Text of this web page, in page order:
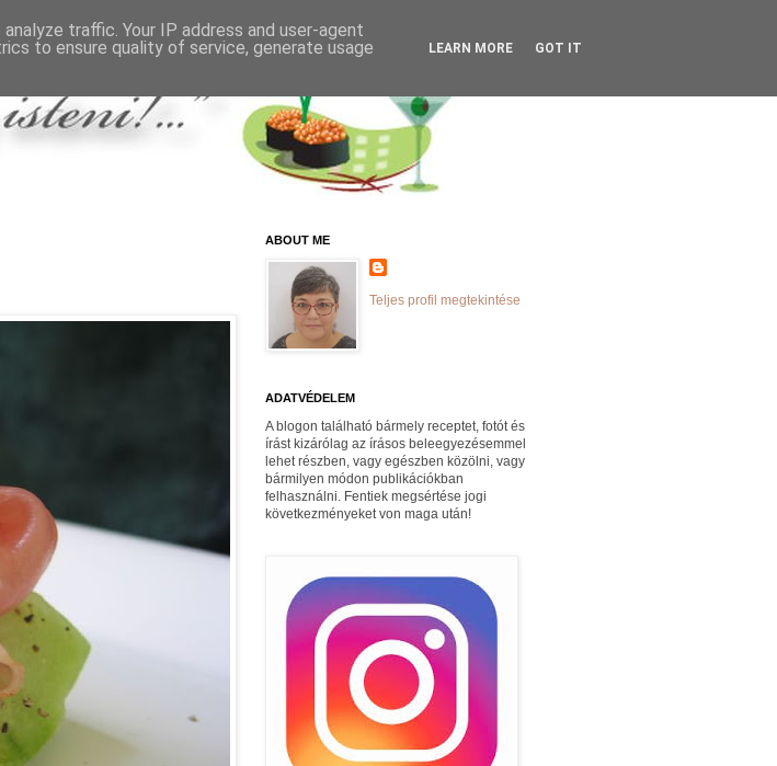
ABOUT ME
Teljes profil megtekintése
ADATVÉDELEM
A blogon található bármely receptet, fotót és
írást kizárólag az írásos beleegyezésemmel
lehet részben, vagy egészben közölni, vagy
bármilyen módon publikációkban
felhasználni. Fentiek megsértése jogi
következményeket von maga után!
traffic. Your IP address and user-agent
to ensure quality of service, generate usage
LEARN MORE GOT IT